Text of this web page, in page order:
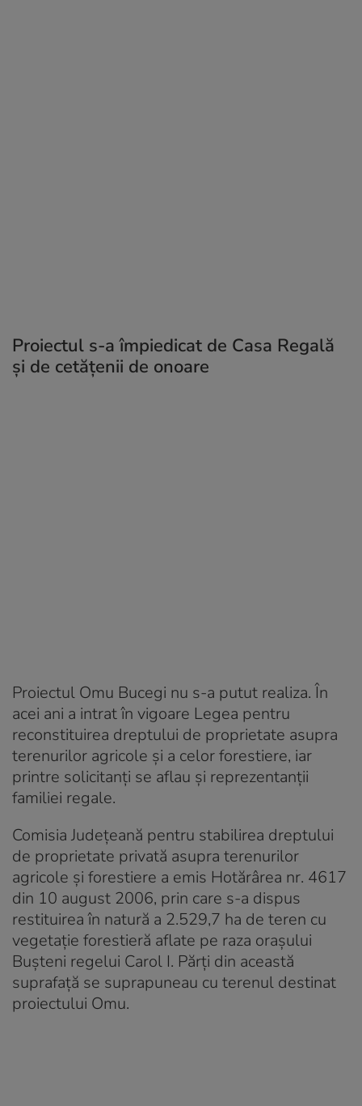
Proiectul s-a împiedicat de Casa Regală
și de cetățenii de onoare
Proiectul Omu Bucegi nu s-a putut realiza. În
acei ani a intrat în vigoare Legea pentru
reconstituirea dreptului de proprietate asupra
terenurilor agricole şi a celor forestiere, iar
printre solicitanți se aflau și reprezentanții
familiei regale.
Comisia Judeţeană pentru stabilirea dreptului
de proprietate privată asupra terenurilor
agricole şi forestiere a emis Hotărârea nr. 4617
din 10 august 2006, prin care s-a dispus
restituirea în natură a 2.529,7 ha de teren cu
vegetaţie forestieră aflate pe raza oraşului
Buşteni regelui Carol I. Părți din această
suprafață se suprapuneau cu terenul destinat
proiectului Omu.